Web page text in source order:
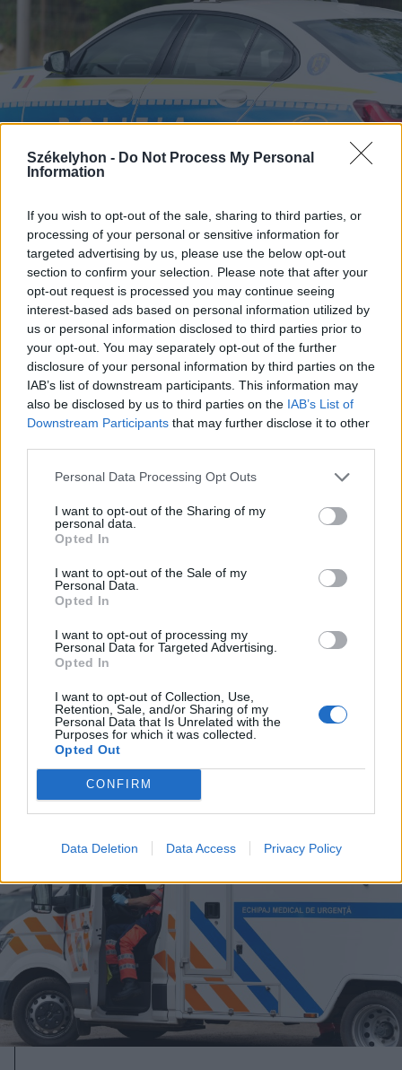
Székelyhon - Do Not Process My Personal
Information
If you wish to opt-out of the sale, sharing to third parties, or
processing of your personal or sensitive information for
targeted advertising by us, please use the below opt-out
section to confirm your selection. Please note that after your
opt-out request is processed you may continue seeing
interest-based ads based on personal information utilized by
us or personal information disclosed to third parties prior to
your opt-out. You may separately opt-out of the further
disclosure of your personal information by third parties on the
IAB’s list of downstream participants. This information may
also be disclosed by us to third parties on the IAB’s List of
Downstream Participants that may further disclose it to other
Personal Data Processing Opt Outs
I want to opt-out of the Sharing of my
personal data.
Opted In
I want to opt-out of the Sale of my
Personal Data.
Opted In
I want to opt-out of processing my
Personal Data for Targeted Advertising.
Opted In
I want to opt-out of Collection, Use,
Retention, Sale, and/or Sharing of my
Personal Data that Is Unrelated with the
Purposes for which it was collected.
Opted Out
CONFIRM
Data Deletion Data Access Privacy Policy
2026. augusztus 09., vasárnap
Három férfit vettek őrizetbe a
megtámadott mentőautó ügyében
2026. augusztus 09., vasárnap
Raed Arafat: elfogadhatatlan az
életmentők elleni erőszak